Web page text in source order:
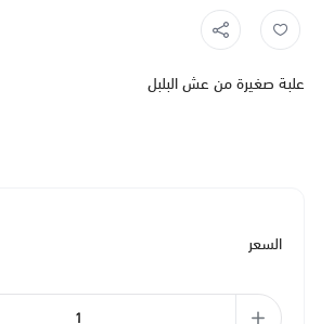
علبة صغيرة من عش البلبل
السعر